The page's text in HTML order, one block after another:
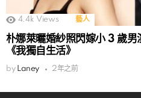
4.4k Views 藝人
朴娜萊曬婚紗照閃嫁小 3 歲
《我獨自生活》
by Laney 2年之前